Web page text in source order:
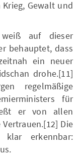
Gewalt und
auf dieser
behauptet, dass
ein neuer
drohe.[11]
regelmäßige
für
er von allen
Die
erkennbar: